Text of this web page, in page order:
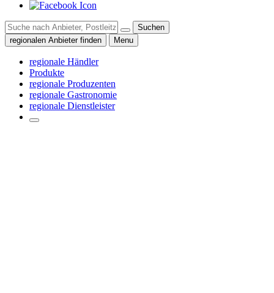
Suchen
regionalen Anbieter finden
Menu
regionale Händler
Produkte
regionale Produzenten
regionale Gastronomie
regionale Dienstleister